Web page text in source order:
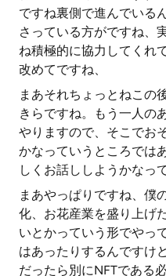
ですね裏側で進んでいる
さっている方がですね、
ね積極的に協力してくれ
改めてですね、
まあそれちょっとねこの
きらですね。もう一人の
やりますので、そこでお
かなっていうところでは
しくお話ししようかなっ
まあやっぱりですね、僕
化、お花産業を盛り上げ
いとかっていう形でやっ
はあったりするんですけ
だったら別にNFTである